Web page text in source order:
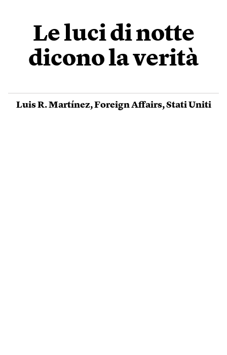
Le luci di notte
dicono la verità
Luis R. Martínez,Foreign Affairs,Stati Uniti